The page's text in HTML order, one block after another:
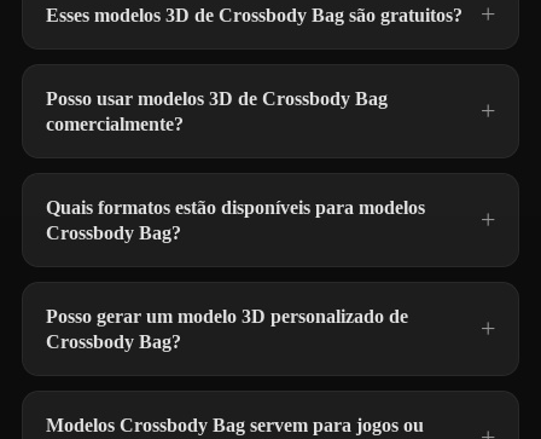
Esses modelos 3D de Crossbody Bag são gratuitos?
Posso usar modelos 3D de Crossbody Bag
comercialmente?
Quais formatos estão disponíveis para modelos
Crossbody Bag?
Posso gerar um modelo 3D personalizado de
Crossbody Bag?
Modelos Crossbody Bag servem para jogos ou